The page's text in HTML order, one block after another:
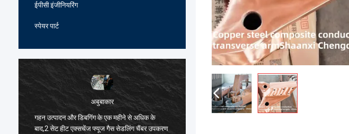
ईपीसी इंजीनियरिंग
स्पेयर पार्ट
अबुबाकार
गहन उत्पादन और डिबगिंग के एक महीने से अधिक के
बाद,2 सेट हीट एक्सचेंज फ्यूज गैस सेडलिंग चैंबर उपकरण
जि-हवान